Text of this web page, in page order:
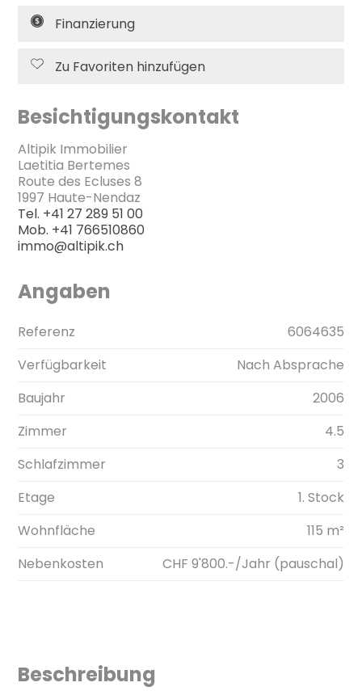
Beschreibung
Finanzierung
Zu Favoriten hinzufügen
Besichtigungskontakt
Altipik Immobilier
Laetitia Bertemes
Route des Ecluses 8
1997 Haute-Nendaz
Tel. +41 27 289 51 00
Mob. +41 766510860
immo@altipik.ch
Angaben
Referenz
6064635
Verfügbarkeit
Nach Absprache
Baujahr
2006
Zimmer
4.5
Schlafzimmer
3
Etage
1. Stock
Wohnfläche
115 m²
Nebenkosten
CHF 9'800.-/Jahr (pauschal)